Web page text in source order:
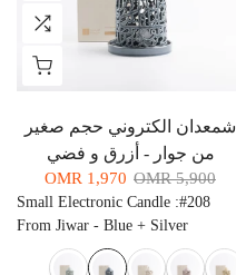
شمعدان الكتروني حجم صغير
من جوار - أزرق و فضي
5,900 OMR
1,970 OMR
#208
:
Small Electronic Candle
From Jiwar - Blue + Silver